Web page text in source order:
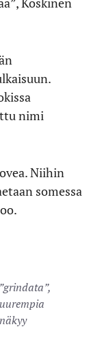
nimi
Niihin
somessa